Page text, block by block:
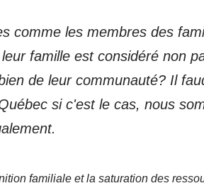
comme les membres des
famille est considéré non
de leur communauté? Il
si c'est le cas, nous
familiale et la saturation des